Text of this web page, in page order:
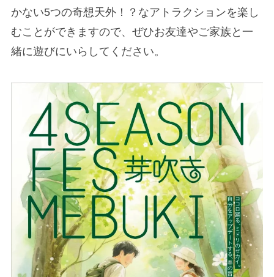
かない5つの奇想天外！？なアトラクションを楽し
むことができますので、ぜひお友達やご家族と一
緒に遊びにいらしてください。